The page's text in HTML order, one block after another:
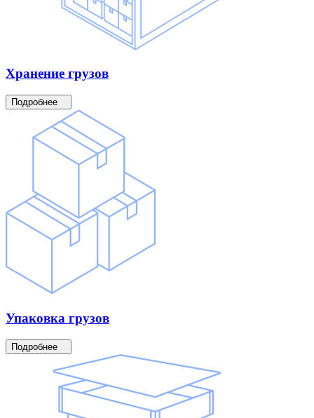
Хранение грузов
Подробнее
Упаковка грузов
Подробнее